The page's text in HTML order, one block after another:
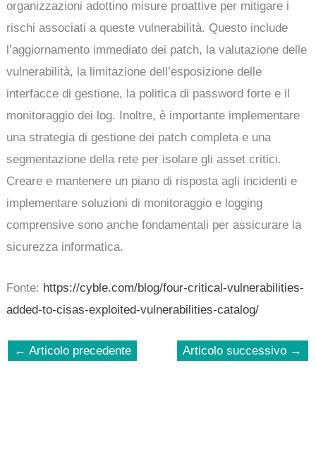
organizzazioni adottino misure proattive per mitigare i
rischi associati a queste vulnerabilità. Questo include
l’aggiornamento immediato dei patch, la valutazione delle
vulnerabilità, la limitazione dell’esposizione delle
interfacce di gestione, la politica di password forte e il
monitoraggio dei log. Inoltre, è importante implementare
una strategia di gestione dei patch completa e una
segmentazione della rete per isolare gli asset critici.
Creare e mantenere un piano di risposta agli incidenti e
implementare soluzioni di monitoraggio e logging
comprensive sono anche fondamentali per assicurare la
sicurezza informatica.
Fonte: https://cyble.com/blog/four-critical-vulnerabilities-
added-to-cisas-exploited-vulnerabilities-catalog/
← Articolo precedente Articolo successivo →